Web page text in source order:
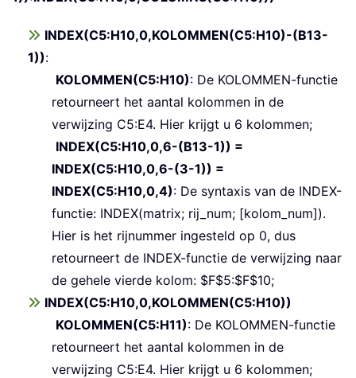
INDEX(C5:H10,0,KOLOMMEN(C5:H10)-(B13-
1)):
KOLOMMEN(C5:H10): De KOLOMMEN-functie
retourneert het aantal kolommen in de
verwijzing C5:E4. Hier krijgt u 6 kolommen;
INDEX(C5:H10,0,6-(B13-1)) =
INDEX(C5:H10,0,6-(3-1)) =
INDEX(C5:H10,0,4): De syntaxis van de INDEX-
functie: INDEX(matrix; rij_num; [kolom_num]).
Hier is het rijnummer ingesteld op 0, dus
retourneert de INDEX-functie de verwijzing naar
de gehele vierde kolom: $F$5:$F$10;
INDEX(C5:H10,0,KOLOMMEN(C5:H10))
KOLOMMEN(C5:H11): De KOLOMMEN-functie
retourneert het aantal kolommen in de
verwijzing C5:E4. Hier krijgt u 6 kolommen;